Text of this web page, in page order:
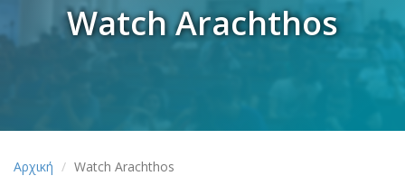
Watch Arachthos
Αρχική Watch Arachthos